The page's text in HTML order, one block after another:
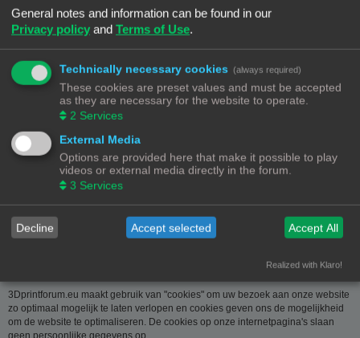
contact link. Bent u het niet eens met de manier waarop 3DPrintforum.eu uw
gegevens verwerkt, kan u klacht indienen bij de
Gegevensbeschermingsautoriteit
(www.privacycommission.be
- Drukpersstraat 35 te 1000 Brussel). Meer
informatie over de manier waarop 3DPrintforum.eu omgaat met uw gegevens
vindt u in het algemeen beleid inzake gegevensbescherming. Door de
toegang tot en het gebruik van de website verklaart u zich uitdrukkelijk akkoord
met de volgende algemene voorwaarden:
Aansprakelijkheid
De op deze website beschikbaar gestelde informatie is met de grootste zorg
samengesteld. Uiteraard is deze informatie richtinggevend en door de
beknoptheid niet altijd volledig. Voor verdere en concrete uitleg kan u met
welke vorm dan ook die voortvloeit uit het gebruik van de aangeboden
informatie.
3Dprintforum.eu maakt gebruik van "cookies" om uw bezoek aan onze website
zo optimaal mogelijk te laten verlopen en cookies geven ons de mogelijkheid
om de website te optimaliseren. De cookies op onze internetpagina's slaan
geen persoonlijke gegevens op.
General notes and information can be found in our
Privacy policy and Terms of Use.
Technically necessary cookies (always required)
These cookies are preset values and must be accepted
as they are necessary for the website to operate.
2 Services
External Media
Options are provided here that make it possible to play
videos or external media directly in the forum.
3 Services
Decline Accept selected Accept All
Realized with Klaro!